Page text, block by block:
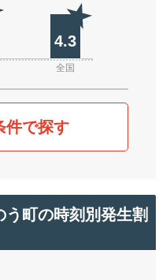
4.3
全国
件で探す
町の時刻別発生割